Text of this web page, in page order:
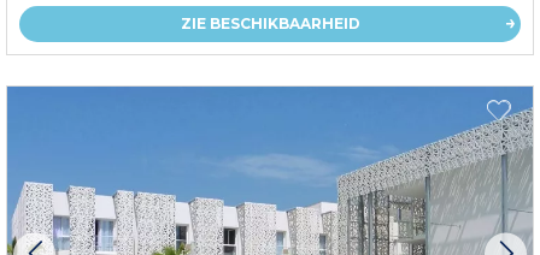
ZIE BESCHIKBAARHEID